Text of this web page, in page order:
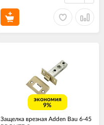
экономия
9%
Защелка врезная Adden Bau 6-45